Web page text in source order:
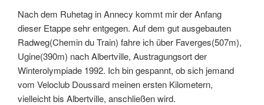
Nach dem Ruhetag in Annecy kommt mir der Anfang
dieser Etappe sehr entgegen. Auf dem gut ausgebauten
Radweg(Chemin du Train) fahre ich über Faverges(507m),
Ugine(390m) nach Albertville, Austragungsort der
Winterolympiade 1992. Ich bin gespannt, ob sich jemand
vom Veloclub Doussard meinen ersten Kilometern,
vielleicht bis Albertville, anschließen wird.